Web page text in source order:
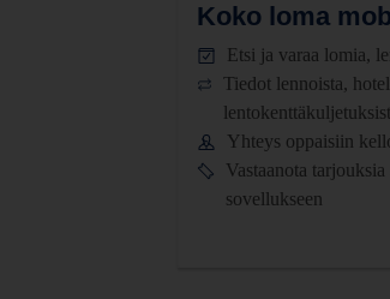
Koko loma
Etsi ja varaa lomia,
Tiedot lennoista,
Yhteys oppaisiin
Vastaanota tarjouksia
sovellukseen